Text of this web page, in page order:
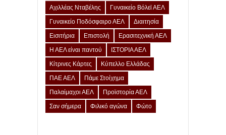
Αχιλλέας Νταβέλης
Γυναικείο Βόλεϊ ΑΕΛ
Γυναικείο Ποδόσφαιρο ΑΕΛ
Διαιτησία
Εισιτήρια
Επιστολή
Ερασιτεχνική ΑΕΛ
Η ΑΕΛ είναι παντού
ΙΣΤΟΡΙΑ ΑΕΛ
Κίτρινες Κάρτες
Κύπελλο Ελλάδας
ΠΑΕ ΑΕΛ
Πάμε Στοίχημα
Παλαίμαχοι ΑΕΛ
Προϊστορία ΑΕΛ
Σαν σήμερα
Φιλικό αγώνα Φώτο